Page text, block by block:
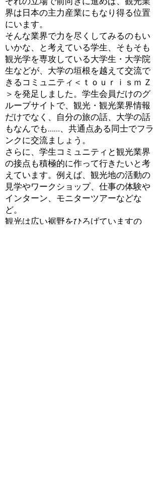
界は日本の主力産業にもなり得る位置
にいます。
そんな業界で力を尽くしてみるのもい
いかな、と考えている学生、そもそも
観光学を専攻している大学生・大学院
生などが、大学の垣根を越えて交流で
きるコミュニティ＜ｔｏｕｒｉｓｍ Ｚ
＞を発足しました。学生会員だけのグ
ループサイトで、観光・観光業界情報
だけでなく、自分の旅の話、大学の話
もなんでも……、共通点ある同士でフラ
ンクに交流ましょう。
さらに、学生コミュニティと観光業界
の接点も積極的に作って行きたいと考
えています。例えば、観光地の活動の
見学やワークショップ、仕事の体験や
インターン、モニターツアーなどな
ど。
観光は広い裾野をひろげていますの